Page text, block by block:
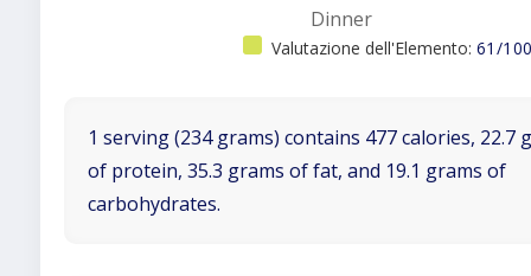
Dinner
Valutazione dell'Elemento: 61/
1 serving (234 grams) contains 477 calories, 22.7
of protein, 35.3 grams of fat, and 19.1 grams of
carbohydrates.